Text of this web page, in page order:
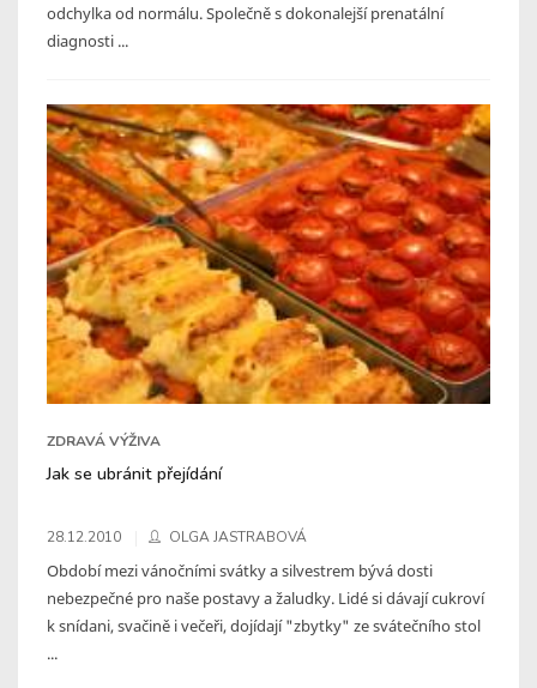
odchylka od normálu. Společně s dokonalejší prenatální
diagnosti ...
ZDRAVÁ VÝŽIVA
Jak se ubránit přejídání
28.12.2010 OLGA JASTRABOVÁ
Období mezi vánočními svátky a silvestrem bývá dosti
nebezpečné pro naše postavy a žaludky. Lidé si dávají cukroví
k snídani, svačině i večeři, dojídají "zbytky" ze svátečního stol
...